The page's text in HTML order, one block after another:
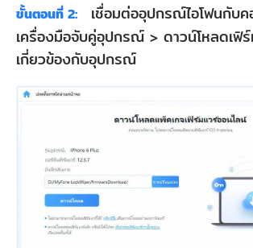
ขั้นตอนที่ 2:
เชื่อมต่ออุปกรณ์ไอโฟนกับ
เครื่องมือจับคู่อุปกรณ์ > ดาวน์โหลดเฟิ
เกี่ยวข้องกับอุปกรณ์